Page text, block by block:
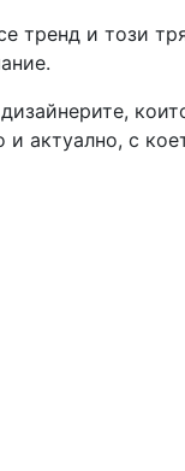
тренд и този
актуално, с